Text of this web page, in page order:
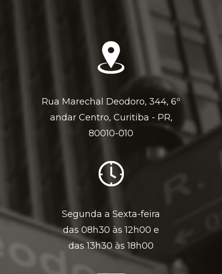
Rua Marechal Deodoro, 344, 6º
andar Centro, Curitiba - PR,
80010-010
Segunda a Sexta-feira
das 08h30 às 12h00 e
das 13h30 às 18h00